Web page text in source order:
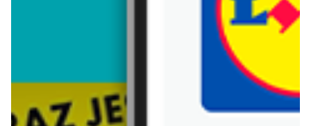
Trafiłeś na nieaktualną gazetkę
Zobacz aktualne gazetki Blix!